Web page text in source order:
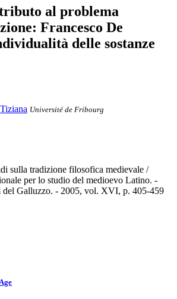
al problema
Francesco De
delle sostanze
Université de Fribourg
sulla tradizione filosofica medievale /
per lo studio del medioevo Latino. -
del Galluzzo. - 2005, vol. XVI, p. 405-459